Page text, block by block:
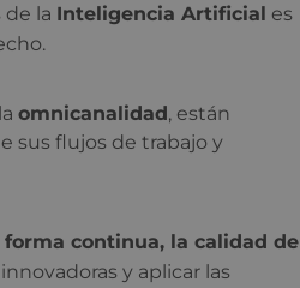
de la Inteligencia Artificial es
omnicanalidad, están
sus flujos de trabajo y
forma continua, la calidad de
y aplicar las